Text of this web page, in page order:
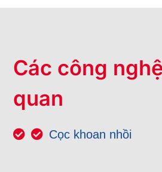
Các công
quan
Cọc khoan nhồi